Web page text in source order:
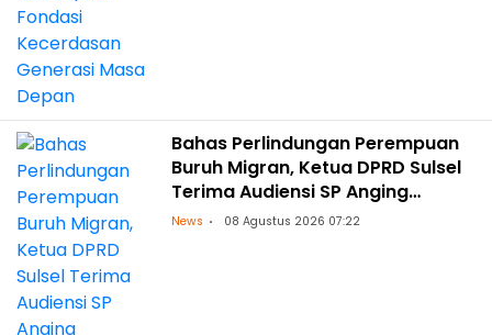
Bahas Perlindungan Perempuan
Buruh Migran, Ketua DPRD Sulsel
Terima Audiensi SP Anging
Mammiri
News 08 Agustus 2026 07:22